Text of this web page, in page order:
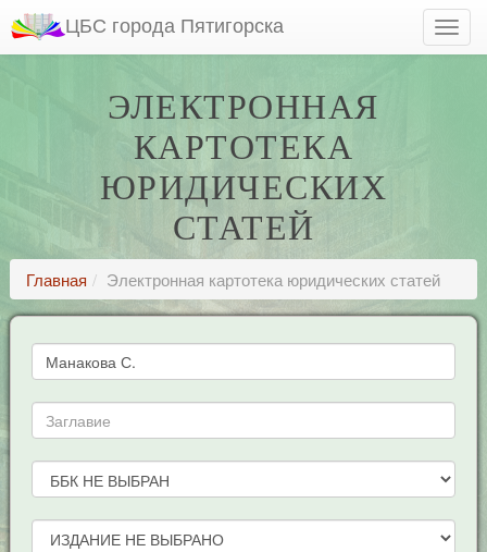
ЦБС города Пятигорска
ЭЛЕКТРОННАЯ
КАРТОТЕКА
ЮРИДИЧЕСКИХ
СТАТЕЙ
Главная Электронная картотека юридических статей